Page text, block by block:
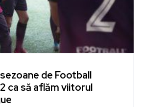
de Football
ca să aflăm viitorul